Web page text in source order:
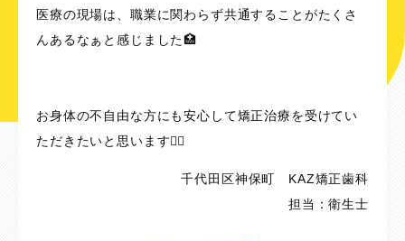
医療の現場は、職業に関わらず共通することがたくさ
んあるなぁと感じました🏥
お身体の不自由な方にも安心して矯正治療を受けてい
ただきたいと思います👍🏻
千代田区神保町 KAZ矯正歯科
担当：衛生士